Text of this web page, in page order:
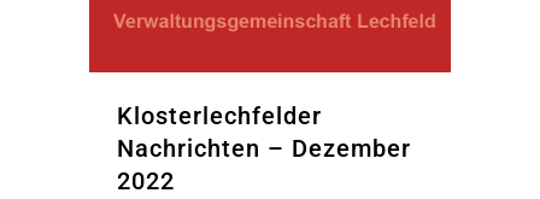
Klosterlechfelder
Nachrichten – Dezember
2022